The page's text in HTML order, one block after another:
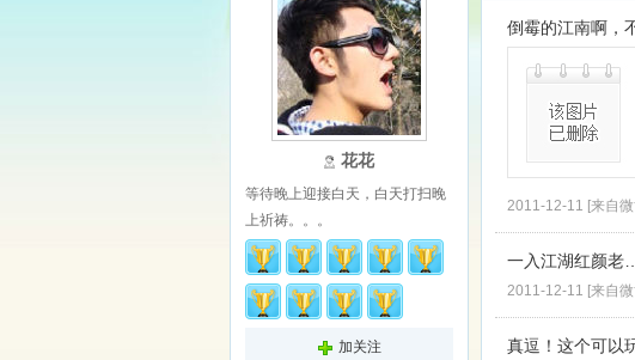
花花
等待晚上迎接白天，白天打扫晚
上祈祷。。。
加关注
倒霉的江南啊，
2011-12-11 [来自
一入江湖红颜老
2011-12-11 [来自
真逗！这个可以